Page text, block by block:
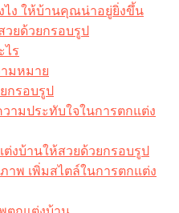
ไง ให้บ้านคุณน่าอยู่ยิ่งขึ้น
วยด้วยกรอบรูป
ไร​
มหมาย
กรอบรูป
ามประทับใจในการตกแต่ง
งบ้านให้สวยด้วยกรอบรูป
าพ เพิ่มสไตล์ในการตกแต่ง